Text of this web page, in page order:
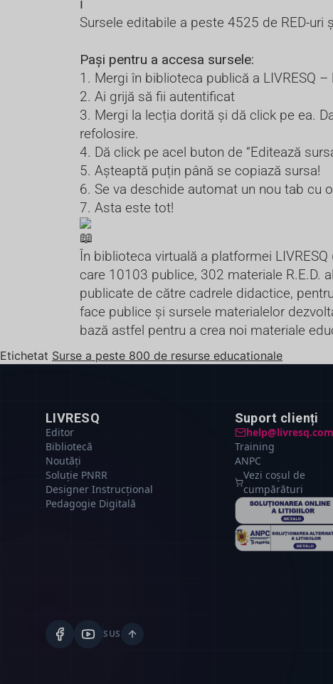
Sursele editabile a peste 4525 de RED-
Pași pentru a accesa sursele:
1. Mergi în biblioteca publică a LIVRESQ –
2. Ai grijă să fii autentificat
3. Mergi la lecția dorită și dă click pe ea.
refolosire.
4. Dă click pe acel buton de “Editează
5. Așteaptă puțin până se copiază sursa!
6. Se va deschide automat un nou tab cu
7. Asta este tot!
În biblioteca virtuală a platformei LIVRESQ
care 10103 publice, 302 materiale R.E.D.
publicate de către cadrele didactice,
face publice și sursele materialelor
bază astfel pentru a crea noi materiale
Etichetat Surse a peste 800 de resurse educationale
LIVRESQ
Editor
Bibliotecă
Noutăți
Soluție PNRR
Designer Instrucțional
Pedagogie Digitală
Suport clienți
help@livresq.com
Training
ANPC
Vezi coșul de
cumpărături
SUS